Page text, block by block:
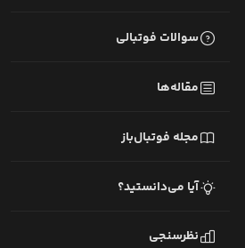
سوالات فوتبالی
مقاله‌ها
مجله فوتبال‌باز
آیا می‌دانستید؟
نظرسنجی